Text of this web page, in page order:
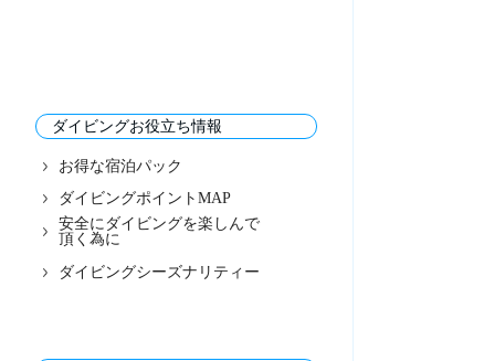
ダイビングお役立ち情報
お得な宿泊パック
ダイビングポイントMAP
安全にダイビングを楽しんで
頂く為に
ダイビングシーズナリティー